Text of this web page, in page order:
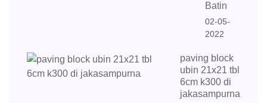
Batin
02-05-
2022
paving block
ubin 21x21 tbl
6cm k300 di
jakasampurna